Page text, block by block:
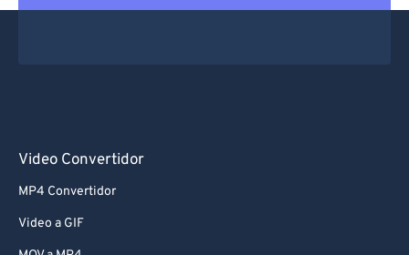
Video Convertidor
MP4 Convertidor
Video a GIF